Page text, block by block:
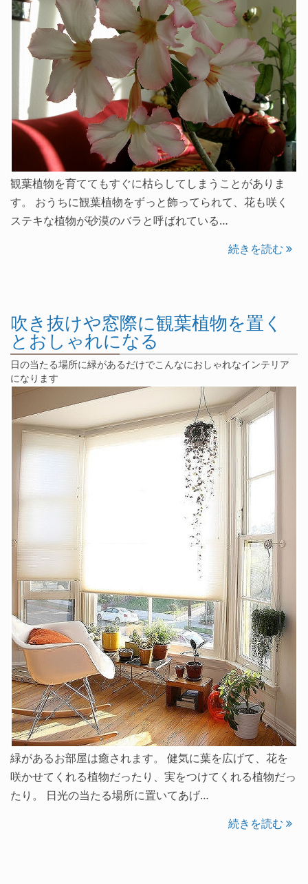
観葉植物を育ててもすぐに枯らしてしまうことがありま
す。 おうちに観葉植物をずっと飾ってられて、花も咲く
ステキな植物が砂漠のバラと呼ばれている…
続きを読む
吹き抜けや窓際に観葉植物を置く
とおしゃれになる
日の当たる場所に緑があるだけでこんなにおしゃれなインテリア
になります
緑があるお部屋は癒されます。 健気に葉を広げて、花を
咲かせてくれる植物だったり、実をつけてくれる植物だっ
たり。 日光の当たる場所に置いてあげ…
続きを読む